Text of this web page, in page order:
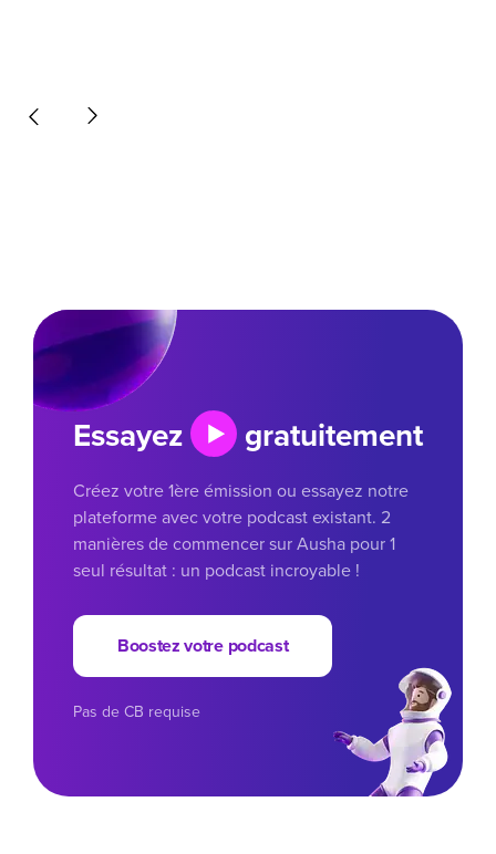
Essayez gratuitement
Créez votre 1ère émission ou essayez notre
plateforme avec votre podcast existant. 2
manières de commencer sur Ausha pour 1
seul résultat : un podcast incroyable !
Boostez votre podcast
Pas de CB requise